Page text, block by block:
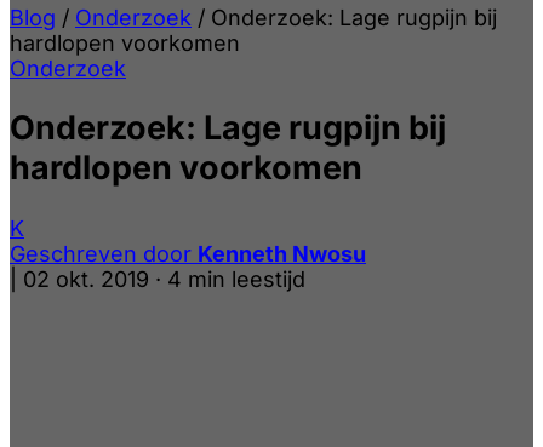
Blog / Onderzoek / Onderzoek: Lage rugpijn bij
hardlopen voorkomen
Onderzoek
Onderzoek: Lage rugpijn bij
hardlopen voorkomen
K
Geschreven door Kenneth Nwosu
02 okt. 2019 · 4 min leestijd